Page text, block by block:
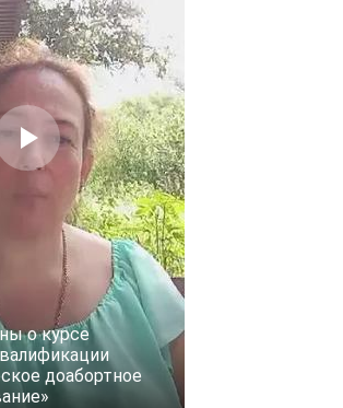
о курсе
доабортное